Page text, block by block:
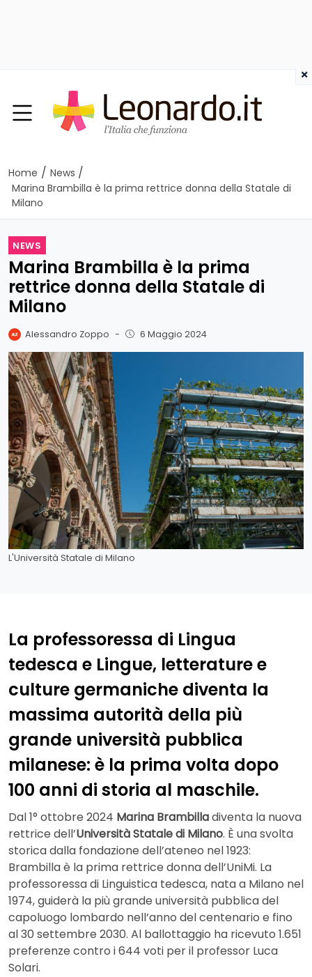
Home / News /
Marina Brambilla è la prima rettrice donna della Statale di
Milano
NEWS
Marina Brambilla è la prima
rettrice donna della Statale di
Milano
Alessandro Zoppo - 6 Maggio 2024
L'Università Statale di Milano
La professoressa di Lingua
tedesca e Lingue, letterature e
culture germaniche diventa la
massima autorità della più
grande università pubblica
milanese: è la prima volta dopo
100 anni di storia al maschile.
Dal 1° ottobre 2024 Marina Brambilladiventa la nuova
rettrice dell’Università Statale di Milano. È una svolta
storica dalla fondazione dell’ateneo nel 1923:
Brambilla è la prima rettrice donna dell’UniMi. La
professoressa di Linguistica tedesca, nata a Milano nel
1974, guiderà la più grande università pubblica del
capoluogo lombardo nell’anno del centenario e fino
al 30 settembre 2030. Al ballottaggio ha ricevuto 1.651
preferenze contro i 644 voti per il professor Luca
Solari.
×